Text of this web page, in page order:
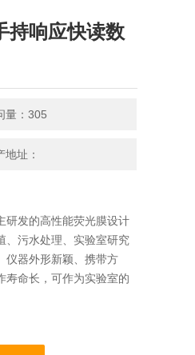
持响应快读数
量：305
地址：
研发的高性能荧光膜设计
、污水处理、实验室研究
仪器外形新颖、携带方
寿命长，可作为实验室的